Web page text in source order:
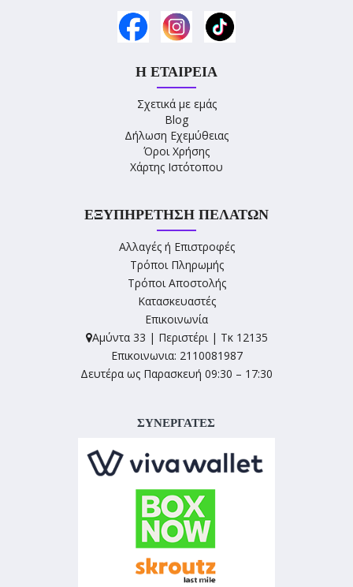
Η ΕΤΑΙΡΕΊΑ
Σχετικά με εμάς
Blog
Δήλωση Εχεμύθειας
Όροι Χρήσης
Χάρτης Ιστότοπου
ΕΞΥΠΗΡΈΤΗΣΗ ΠΕΛΑΤΏΝ
Αλλαγές ή Επιστροφές
Τρόποι Πληρωμής
Τρόποι Αποστολής
Κατασκευαστές
Επικοινωνία
Αμύντα 33 | Περιστέρι | Τκ 12135
Επικοινωνια: 2110081987
Δευτέρα ως Παρασκευή 09:30 – 17:30
ΣΥΝΕΡΓΑΤΕΣ